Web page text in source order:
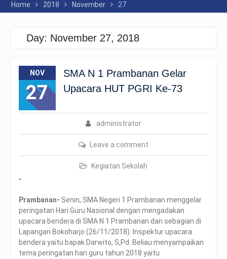
Home 2018 November 27
Day: November 27, 2018
NOV
27
SMA N 1 Prambanan Gelar
Upacara HUT PGRI Ke-73
administrator
Leave a comment
Kegiatan Sekolah
“
Prambanan- Senin, SMA Negeri 1 Prambanan menggelar
peringatan Hari Guru Nasional dengan mengadakan
upacara bendera di SMA N 1 Prambanan dan sebagian di
Lapangan Bokoharjo (26/11/2018). Inspektur upacara
bendera yaitu bapak Darwito, S,Pd. Beliau menyampaikan
tema peringatan hari guru tahun 2018 yaitu